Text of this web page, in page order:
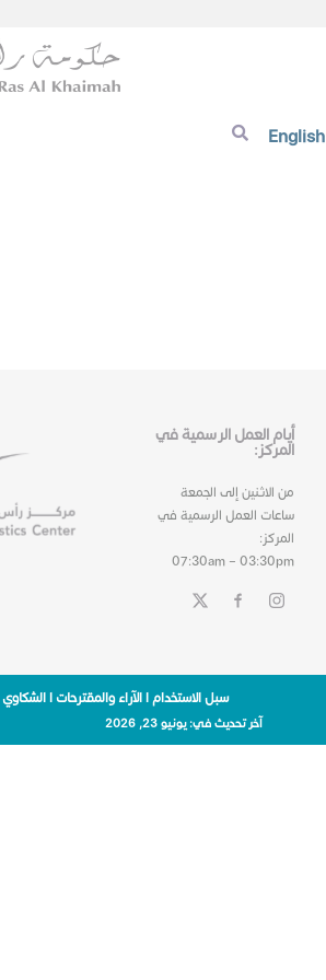
English
أيام العمل الرسمية في
المركز:
من الاثنين إلى الجمعة
ساعات العمل الرسمية في
المركز:
07:30am – 03:30pm
سبل الاستخدام |الآراء والمقترحات|الشكاوي
آخر تحديث في:يونيو 23, 2026